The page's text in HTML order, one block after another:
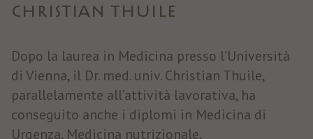
CHRISTIAN THUILE
Dopo la laurea in Medicina presso l’Università
di Vienna, il Dr. med. univ. Christian Thuile,
parallelamente all’attività lavorativa, ha
conseguito anche i diplomi in Medicina di
Urgenza, Medicina nutrizionale,
Finalità
tracciando il comportamento degli utenti sul
Facebook social plugin.